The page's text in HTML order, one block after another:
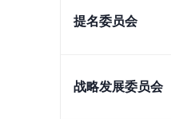
提名委员会
战略发展委员会